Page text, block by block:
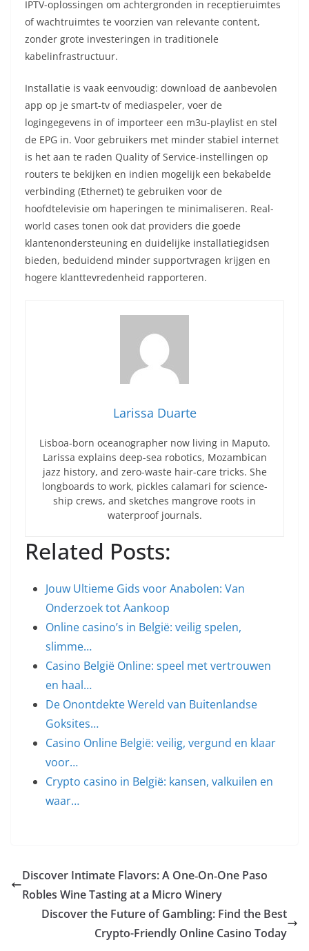
IPTV-oplossingen om achtergronden in receptieruimtes
of wachtruimtes te voorzien van relevante content,
zonder grote investeringen in traditionele
kabelinfrastructuur.
Installatie is vaak eenvoudig: download de aanbevolen
app op je smart-tv of mediaspeler, voer de
logingegevens in of importeer een m3u-playlist en stel
de EPG in. Voor gebruikers met minder stabiel internet
is het aan te raden Quality of Service-instellingen op
routers te bekijken en indien mogelijk een bekabelde
verbinding (Ethernet) te gebruiken voor de
hoofdtelevisie om haperingen te minimaliseren. Real-
world cases tonen ook dat providers die goede
klantenondersteuning en duidelijke installatiegidsen
bieden, beduidend minder supportvragen krijgen en
hogere klanttevredenheid rapporteren.
Larissa Duarte
Lisboa-born oceanographer now living in Maputo.
Larissa explains deep-sea robotics, Mozambican
jazz history, and zero-waste hair-care tricks. She
longboards to work, pickles calamari for science-
ship crews, and sketches mangrove roots in
waterproof journals.
Related Posts:
Jouw Ultieme Gids voor Anabolen: Van
Onderzoek tot Aankoop
Online casino’s in België: veilig spelen,
slimme…
Casino België Online: speel met vertrouwen
en haal…
De Onontdekte Wereld van Buitenlandse
Goksites…
Casino Online België: veilig, vergund en klaar
voor…
Crypto casino in België: kansen, valkuilen en
waar…
Discover Intimate Flavors: A One‑On‑One Paso
Robles Wine Tasting at a Micro Winery
Discover the Future of Gambling: Find the Best
Crypto-Friendly Online Casino Today